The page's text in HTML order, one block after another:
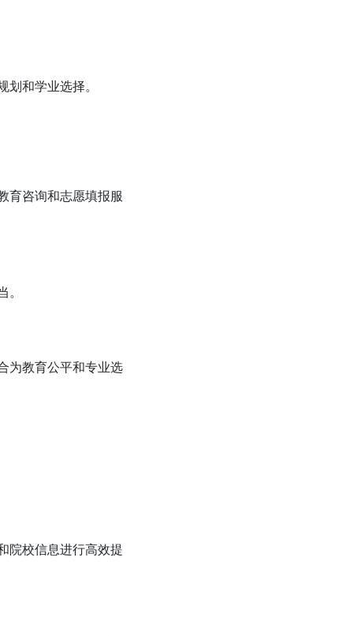
和学业选择。
育咨询和志愿填报服
为教育公平和专业选
院校信息进行高效提